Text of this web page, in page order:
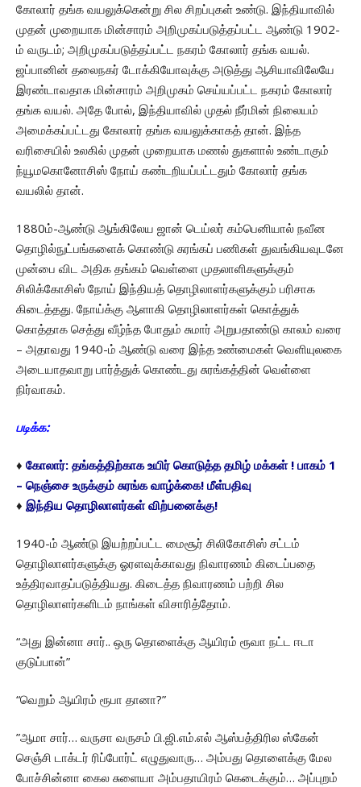
கோலார் தங்க வயலுக்கென்று சில சிறப்புகள் உண்டு. இந்தியாவில்
முதன் முறையாக மின்சாரம் அறிமுகப்படுத்தப்பட்ட ஆண்டு 1902-
ம் வருடம்; அறிமுகப்படுத்தப்பட்ட நகரம் கோலார் தங்க வயல்.
ஜப்பானின் தலைநகர் டோக்கியோவுக்கு அடுத்து ஆசியாவிலேயே
இரண்டாவதாக மின்சாரம் அறிமுகம் செய்யப்பட்ட நகரம் கோலார்
தங்க வயல். அதே போல், இந்தியாவில் முதல் நீர்மின் நிலையம்
அமைக்கப்பட்டது கோலார் தங்க வயலுக்காகத் தான். இந்த
வரிசையில் உலகில் முதன் முறையாக மணல் துகளால் உண்டாகும்
ந்யூமகொனோசிஸ் நோய் கண்டறியப்பட்டதும் கோலார் தங்க
வயலில் தான்.
1880ம்-ஆண்டு ஆங்கிலேய ஜான் டெய்லர் கம்பெனியால் நவீன
தொழில்நுட்பங்களைக் கொண்டு சுரங்கப் பணிகள் துவங்கியவுடனே
முன்பை விட அதிக தங்கம் வெள்ளை முதலாளிகளுக்கும்
சிலிக்கோசிஸ் நோய் இந்தியத் தொழிலாளர்களுக்கும் பரிசாக
கிடைத்தது. நோய்க்கு ஆளாகி தொழிலாளர்கள் கொத்துக்
கொத்தாக செத்து வீழ்ந்த போதும் சுமார் அறுபதாண்டு காலம் வரை
– அதாவது 1940-ம் ஆண்டு வரை இந்த உண்மைகள் வெளியுலகை
அடையாதவாறு பார்த்துக் கொண்டது சுரங்கத்தின் வெள்ளை
நிர்வாகம்.
படிக்க:
♦ கோலார்: தங்கத்திற்காக உயிர் கொடுத்த தமிழ் மக்கள் ! பாகம் 1
– நெஞ்சை உருக்கும் சுரங்க வாழ்க்கை! மீள்பதிவு
♦ இந்திய தொழிலாளர்கள் விற்பனைக்கு!
1940-ம் ஆண்டு இயற்றப்பட்ட மைசூர் சிலிகோசிஸ் சட்டம்
தொழிலாளர்களுக்கு ஓரளவுக்காவது நிவாரணம் கிடைப்பதை
உத்திரவாதப்படுத்தியது. கிடைத்த நிவாரணம் பற்றி சில
தொழிலாளர்களிடம் நாங்கள் விசாரித்தோம்.
“அது இன்னா சார்.. ஒரு தொளைக்கு ஆயிரம் ரூவா நட்ட ஈடா
குடுப்பான்”
“வெறும் ஆயிரம் ரூபா தானா?”
”ஆமா சார்… வருசா வருசம் பி.ஜி.எம்.எல் ஆஸ்பத்திரில ஸ்கேன்
செஞ்சி டாக்டர் ரிப்போர்ட் எழுதுவாரு… அம்பது தொளைக்கு மேல
போச்சின்னா கைல சுளையா அம்பதாயிரம் கெடைக்கும்… அப்புறம்